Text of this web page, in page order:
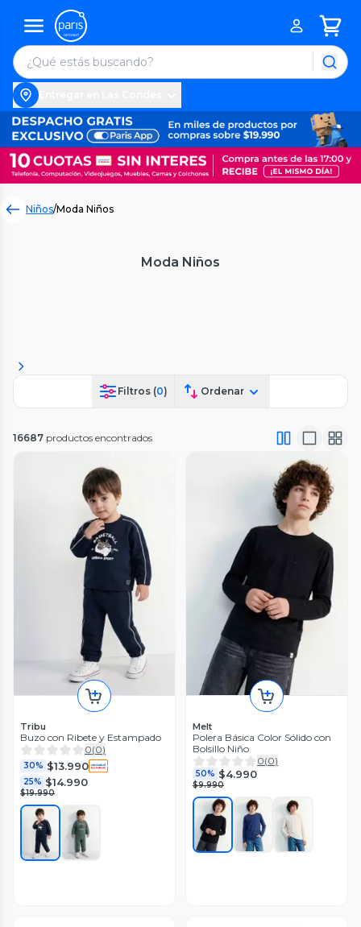
Niños/Moda Niños
Moda Niños
Filtros (0) Ordenar
16687 productos encontrados
Tribu
Buzo con Ribete y Estampado
0(0)
30% $13.990
25% $14.990
$19.990
Melt
Polera Básica Color Sólido con
Bolsillo Niño
0(0)
50% $4.990
$9.990